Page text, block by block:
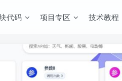
代码 项目专区 技术教程